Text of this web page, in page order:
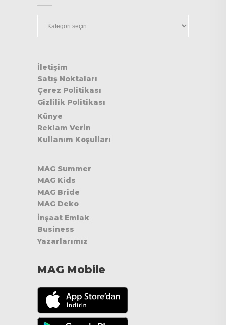
İletişim
Satış Noktaları
Çerez Politikası
Gizlilik Politikası
Künye
Reklam Verin
Kullanım Koşulları
MAG Summer
MAG Kids
MAG Bride
MAG Deko
İnşaat Emlak
Business
Yazarlarımız
MAG Mobile